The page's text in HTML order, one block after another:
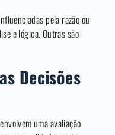
pela razão ou
e lógica. Outras são
Decisões
envolvem uma avaliação